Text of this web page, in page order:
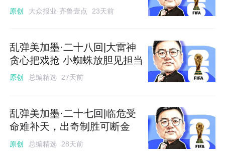
原创 大众报业·齐鲁壹点 23天前
乱弹美加墨·二十八回|大雷神
贪心把戏抢 小蜘蛛放胆见担当
原创 总编精选 27天前
乱弹美加墨·二十七回|临危受
命难补天，出奇制胜可断金
原创 总编精选 28天前